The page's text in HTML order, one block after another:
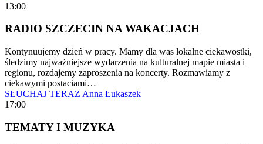
13:00
RADIO SZCZECIN NA WAKACJACH
Kontynuujemy dzień w pracy. Mamy dla was lokalne ciekawostki,
śledzimy najważniejsze wydarzenia na kulturalnej mapie miasta i
regionu, rozdajemy zaproszenia na koncerty. Rozmawiamy z
ciekawymi postaciami…
SŁUCHAJ TERAZ Anna Łukaszek
17:00
TEMATY I MUZYKA